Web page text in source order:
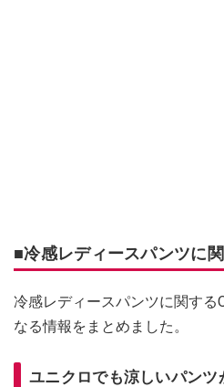
■冷感レディースパンツに
冷感レディースパンツに関する
なる情報をまとめました。
ユニクロでも涼しいパンツ